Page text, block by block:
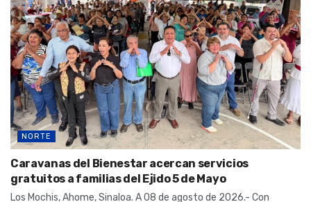
NORTE
Caravanas del Bienestar acercan servicios
gratuitos a familias del Ejido 5 de Mayo
Los Mochis, Ahome, Sinaloa. A 08 de agosto de 2026.- Con